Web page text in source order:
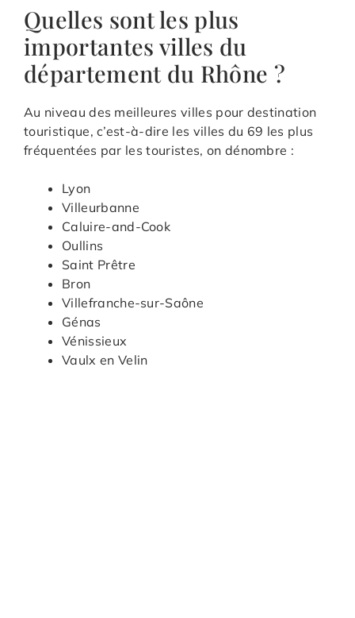
Quelles sont les plus
importantes villes du
département du Rhône ?
Au niveau des meilleures villes pour destination
touristique, c’est-à-dire les villes du 69 les plus
fréquentées par les touristes, on dénombre :
Lyon
Villeurbanne
Caluire-and-Cook
Oullins
Saint Prêtre
Bron
Villefranche-sur-Saône
Génas
Vénissieux
Vaulx en Velin